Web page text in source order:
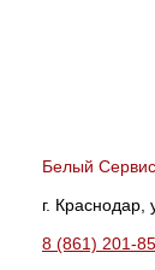
Белый
г.
8 (861) 201-